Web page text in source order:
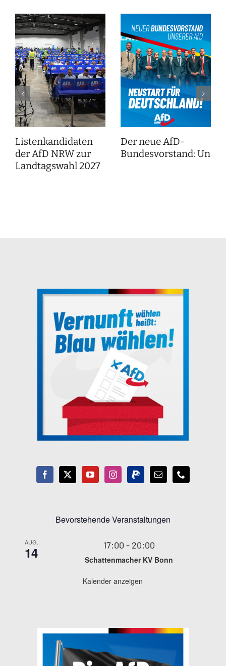
Listenkandidaten
der AfD NRW zur
Landtagswahl 2027
Der neue AfD-
Bundesvorstand:
Bevorstehende Veranstaltungen
AUG.
14 17:00 - 20:00
Schattenmacher KV Bonn
Kalender anzeigen